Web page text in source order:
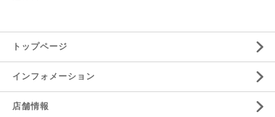
トップページ
インフォメーション
店舗情報